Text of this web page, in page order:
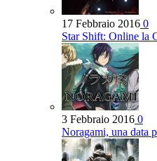
17 Febbraio 2016 0
Star Shift: Online la
3 Febbraio 2016 0
Noragami, una data